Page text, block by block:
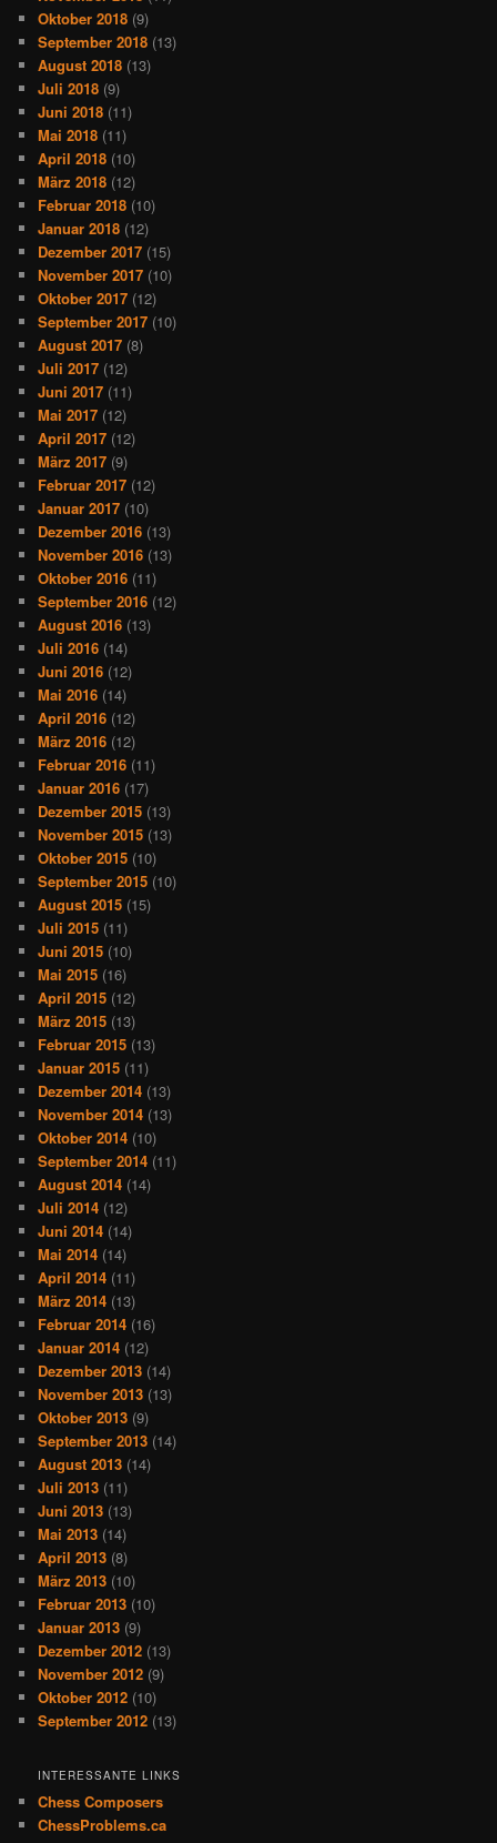
Oktober 2018 (9)
September 2018 (13)
August 2018 (13)
Juli 2018 (9)
Juni 2018 (11)
Mai 2018 (11)
April 2018 (10)
März 2018 (12)
Februar 2018 (10)
Januar 2018 (12)
Dezember 2017 (15)
November 2017 (10)
Oktober 2017 (12)
September 2017 (10)
August 2017 (8)
Juli 2017 (12)
Juni 2017 (11)
Mai 2017 (12)
April 2017 (12)
März 2017 (9)
Februar 2017 (12)
Januar 2017 (10)
Dezember 2016 (13)
November 2016 (13)
Oktober 2016 (11)
September 2016 (12)
August 2016 (13)
Juli 2016 (14)
Juni 2016 (12)
Mai 2016 (14)
April 2016 (12)
März 2016 (12)
Februar 2016 (11)
Januar 2016 (17)
Dezember 2015 (13)
November 2015 (13)
Oktober 2015 (10)
September 2015 (10)
August 2015 (15)
Juli 2015 (11)
Juni 2015 (10)
Mai 2015 (16)
April 2015 (12)
März 2015 (13)
Februar 2015 (13)
Januar 2015 (11)
Dezember 2014 (13)
November 2014 (13)
Oktober 2014 (10)
September 2014 (11)
August 2014 (14)
Juli 2014 (12)
Juni 2014 (14)
Mai 2014 (14)
April 2014 (11)
März 2014 (13)
Februar 2014 (16)
Januar 2014 (12)
Dezember 2013 (14)
November 2013 (13)
Oktober 2013 (9)
September 2013 (14)
August 2013 (14)
Juli 2013 (11)
Juni 2013 (13)
Mai 2013 (14)
April 2013 (8)
März 2013 (10)
Februar 2013 (10)
Januar 2013 (9)
Dezember 2012 (13)
November 2012 (9)
Oktober 2012 (10)
September 2012 (13)
INTERESSANTE LINKS
Chess Composers
ChessProblems.ca